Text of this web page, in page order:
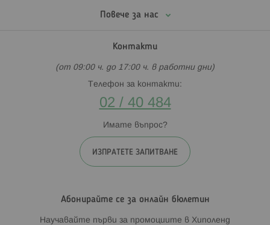
Повече за нас
Контакти
(от 09:00 ч. до 17:00 ч. в работни дни)
Телефон за контакти:
02 / 40 484
Имате въпрос?
ИЗПРАТЕТЕ ЗАПИТВАНЕ
Абонирайте се за онлайн бюлетин
Научавайте първи за промоциите в Хиполенд